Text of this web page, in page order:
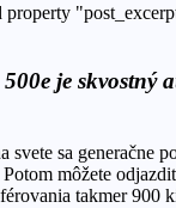
property
je
svete sa
môžete
takmer